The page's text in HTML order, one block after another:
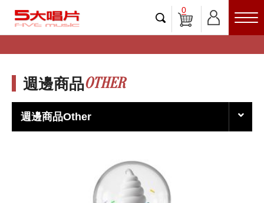
0
週邊商品OTHER
週邊商品Other